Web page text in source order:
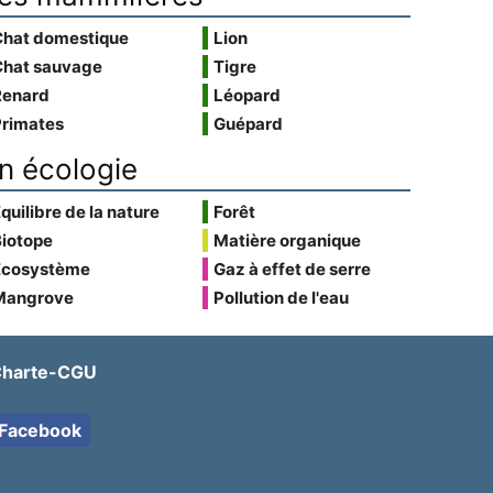
domestique
sauvage
Lion
Tigre
Léopard
Guépard
écologie
de la nature
Forêt
Matière organique
Gaz à effet de serre
Pollution de l'eau
CGU
Facebook